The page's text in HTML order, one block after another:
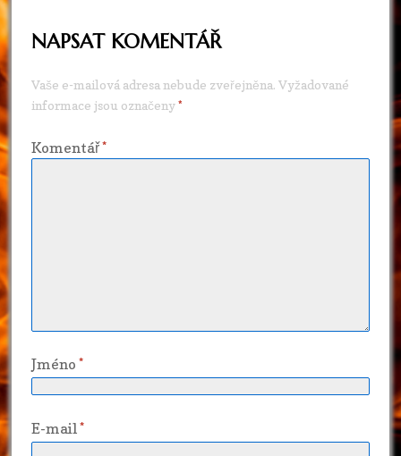
NAPSAT KOMENTÁŘ
Vaše e-mailová adresa nebude zveřejněna. Vyžadované
informace jsou označeny*
Komentář*
Jméno *
E-mail *